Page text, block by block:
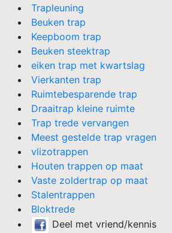
Trapleuning
Beuken trap
Keepboom trap
Beuken steektrap
eiken trap met kwartslag
Vierkanten trap
Ruimtebesparende trap
Draaitrap kleine ruimte
Trap trede vervangen
Meest gestelde trap vragen
vlizotrappen
Houten trappen op maat
Vaste zoldertrap op maat
Stalentrappen
Bloktrede
Deel met vriend/kennis